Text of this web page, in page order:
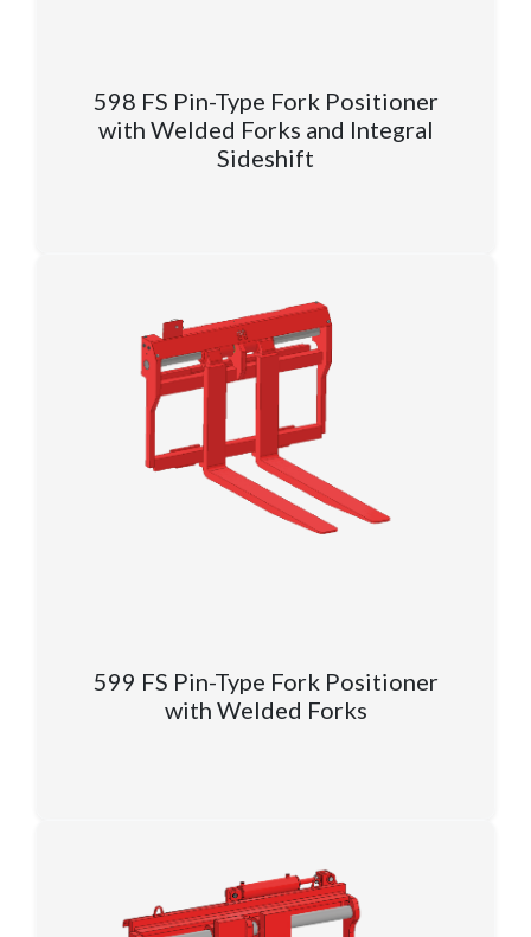
598 FS Pin-Type Fork Positioner
with Welded Forks and Integral
Sideshift
599 FS Pin-Type Fork Positioner
with Welded Forks